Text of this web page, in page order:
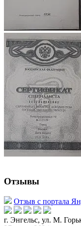
Отзывы
Отзыв с портала
г. Энгельс, ул. М.